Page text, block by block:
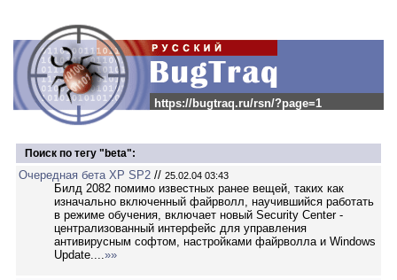
https://bugtraq.ru/rsn/?page=1
Поиск по тегу "beta":
Очередная бета XP SP2 // 25.02.04 03:43
Билд 2082 помимо известных ранее вещей, таких как
изначально включенный файрволл, научившийся работать
в режиме обучения, включает новый Security Center -
централизованный интерфейс для управления
антивирусным софтом, настройками файрволла и Windows
Update....»»